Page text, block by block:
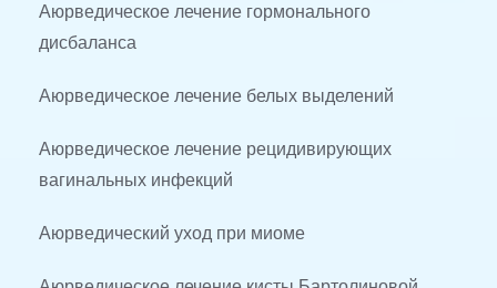
Аюрведическое лечение гормонального
дисбаланса
Аюрведическое лечение белых выделений
Аюрведическое лечение рецидивирующих
вагинальных инфекций
Аюрведический уход при миоме